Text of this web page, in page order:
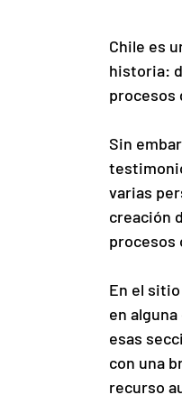
Chile es
historia:
procesos
Sin
varias
creación
procesos
En el sitio
en
esas
con una
recurso